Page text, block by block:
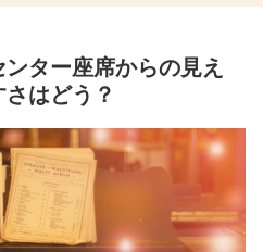
ター座席からの見え
はどう？